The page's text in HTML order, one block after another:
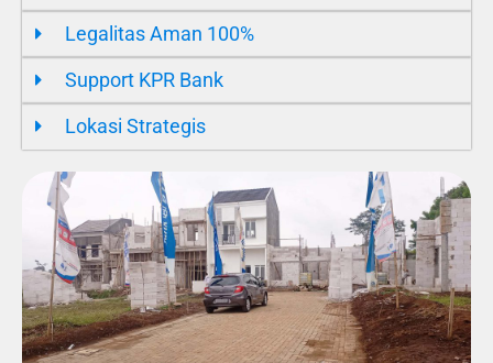
Legalitas Aman 100%
Support KPR Bank
Lokasi Strategis